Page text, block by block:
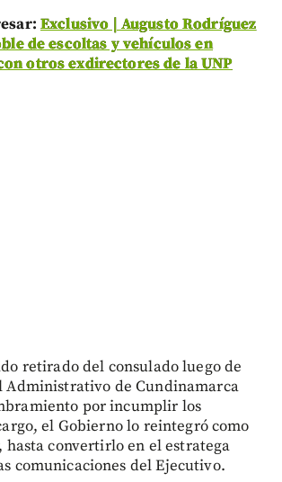
Exclusivo | Augusto Rodríguez
de escoltas y vehículos en
otros exdirectores de la UNP
retirado del consulado luego de
Administrativo de Cundinamarca
por incumplir los
el Gobierno lo reintegró como
hasta convertirlo en el estratega
comunicaciones del Ejecutivo.